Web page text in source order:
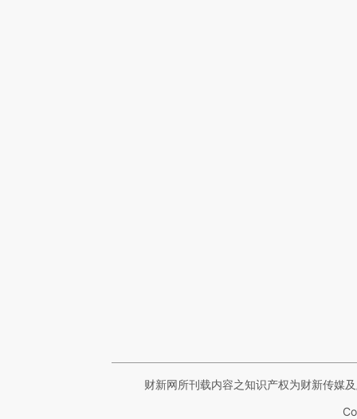
财新网所刊载内容之知识产权为财新传媒